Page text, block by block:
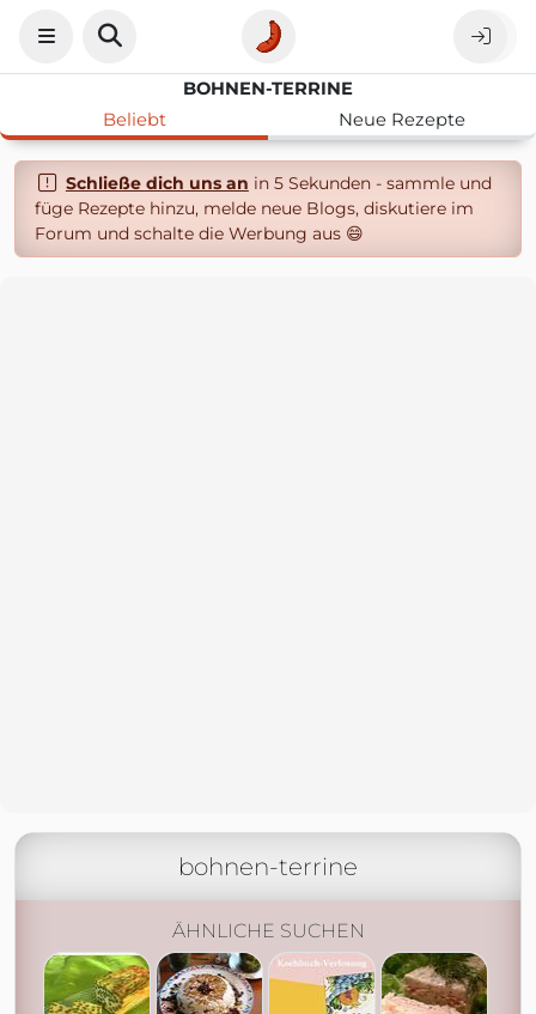
BOHNEN-TERRINE
Beliebt
Neue Rezepte
Schließe dich uns an in 5 Sekunden - sammle und
füge Rezepte hinzu, melde neue Blogs, diskutiere im
Forum und schalte die Werbung aus 😄
bohnen-terrine
ÄHNLICHE SUCHEN